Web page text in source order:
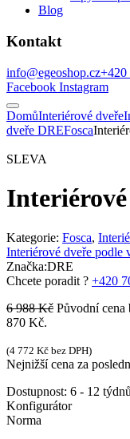
Blog
Kontakt
info@egeoshop.cz+420
Facebook Instagram
DomůInteriérové dveře
dveře DREFosca
SLEVA
Interiérové
Kategorie: Fosca,
Interiérové dveře podle
Značka:DRE
Chcete poradit ? +420
6 988Kč Původní
870 Kč.
(4 772 Kč bez DPH)
Nejnižší cena za
Dostupnost: 6 - 12 týdnů
Konfigurátor
Norma